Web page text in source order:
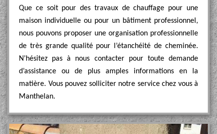
Que ce soit pour des travaux de chauffage pour une
maison individuelle ou pour un bâtiment professionnel,
nous pouvons proposer une organisation professionnelle
de très grande qualité pour l’étanchéité de cheminée.
N’hésitez pas à nous contacter pour toute demande
d’assistance ou de plus amples informations en la
matière. Vous pouvez solliciter notre service chez vous à
Manthelan.